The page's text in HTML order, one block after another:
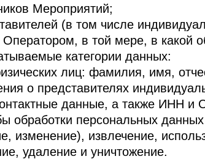
Мероприятий;
(в том числе
Оператором, в той мере, в какой
категории данных:
лиц: фамилия, имя,
о представителях
данные, а также ИНН
обработки персональных
изменение), извлечение,
удаление и уничтожение.